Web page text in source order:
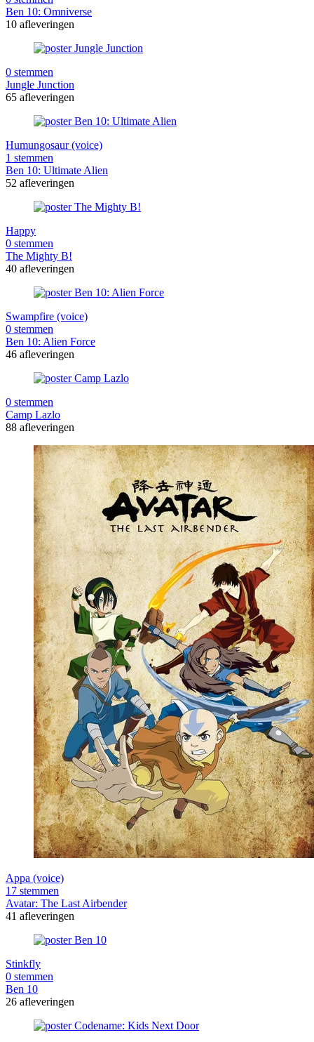
Ben 10: Omniverse
10 afleveringen
0 stemmen
Jungle Junction
65 afleveringen
Humungosaur (voice)
1 stemmen
Ben 10: Ultimate Alien
52 afleveringen
Happy
0 stemmen
The Mighty B!
40 afleveringen
Swampfire (voice)
0 stemmen
Ben 10: Alien Force
46 afleveringen
0 stemmen
Camp Lazlo
88 afleveringen
Appa (voice)
17 stemmen
Avatar: The Last Airbender
41 afleveringen
Stinkfly
0 stemmen
Ben 10
26 afleveringen